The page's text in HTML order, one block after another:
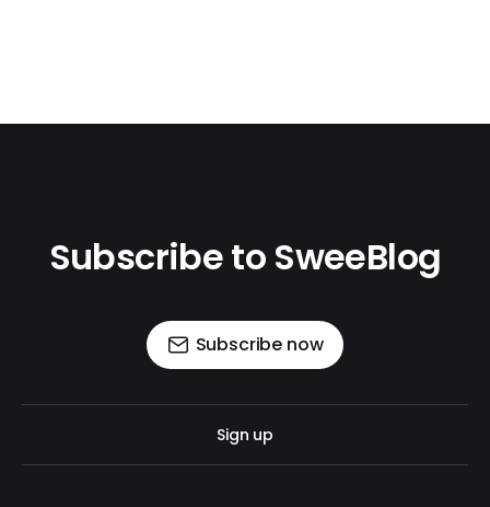
Subscribe to SweeBlog
Subscribe now
Sign up